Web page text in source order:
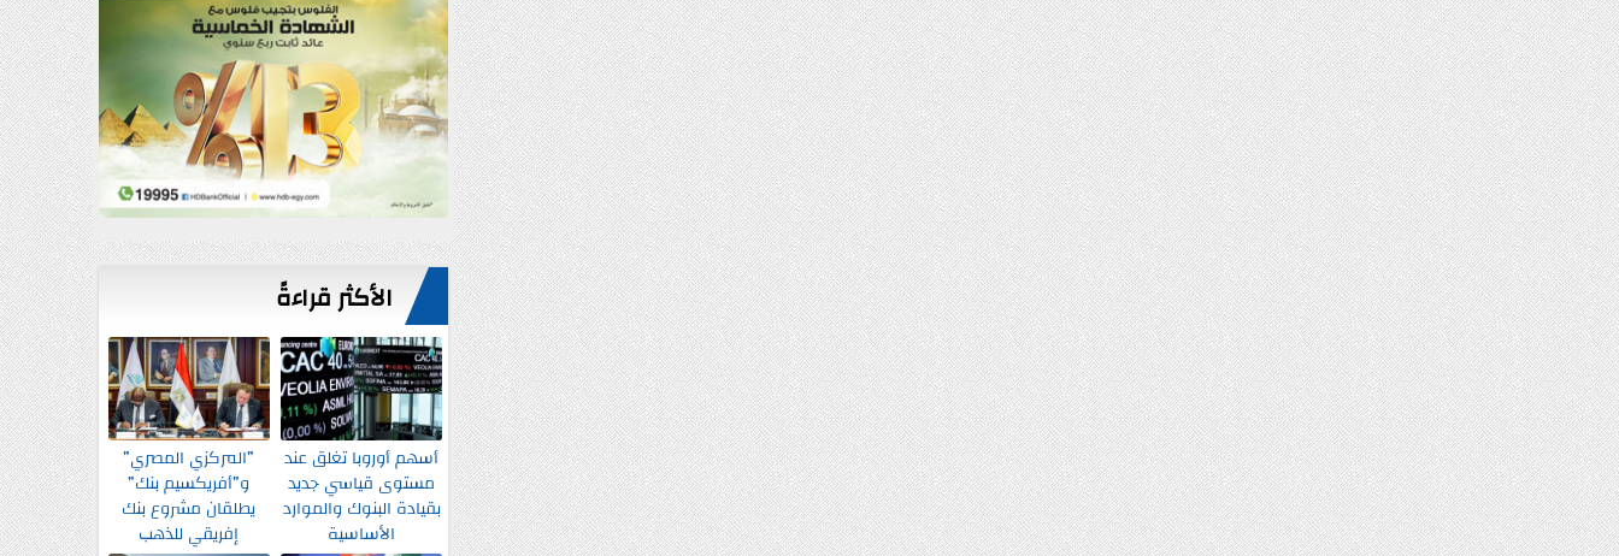
الأكثر قراءةً
أسهم أوروبا تغلق عند
مستوى قياسي جديد
بقيادة البنوك والموارد
الأساسية
”المركزي المصري”
و”أفريكسيم بنك”
يطلقان مشروع بنك
إفريقي للذهب